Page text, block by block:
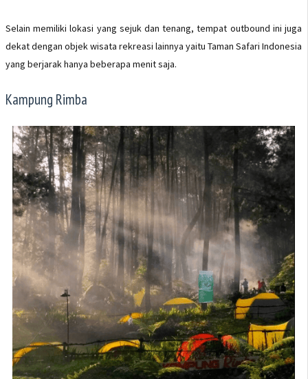
Selain memiliki lokasi yang sejuk dan tenang, tempat outbound ini juga
dekat dengan objek wisata rekreasi lainnya yaitu Taman Safari Indonesia
yang berjarak hanya beberapa menit saja.
Kampung Rimba